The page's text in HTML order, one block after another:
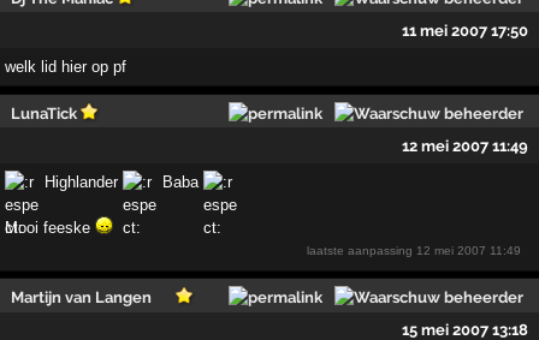
11 mei 2007 17:50
welk lid hier op pf
LunaTick
12 mei 2007 11:49
Highlander Baba
Mooi feeske
laatste aanpassing 12 mei 2007 11:49
Martijn van Langen
15 mei 2007 13:18